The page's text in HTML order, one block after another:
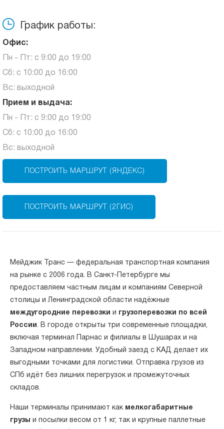
График работы:
Офис:
Пн - Пт: с 9:00 до 19:00
Сб: с 10:00 до 16:00
Вс: выходной
Прием и выдача:
Пн - Пт: с 9:00 до 19:00
Сб: с 10:00 до 16:00
Вс: выходной
ПОСТРОИТЬ МАРШРУТ (ЯНДЕКС)
ПОСТРОИТЬ МАРШРУТ (2ГИС)
Мейджик Транс — федеральная транспортная компания
на рынке с 2006 года. В Санкт-Петербурге мы
предоставляем частным лицам и компаниям Северной
столицы и Ленинградской области надёжные
междугородние перевозки и грузоперевозки по всей
России. В городе открыты три современные площадки,
включая терминал Парнас и филиалы в Шушарах и на
Западном направлении. Удобный заезд с КАД делает их
выгодными точками для логистики. Отправка грузов из
СПб идёт без лишних перегрузок и промежуточных
складов.
Наши терминалы принимают как мелкогабаритные
грузы и посылки весом от 1 кг, так и крупные паллетные